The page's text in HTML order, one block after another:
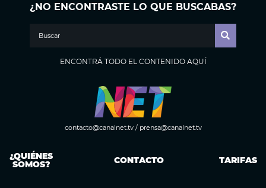
¿NO ENCONTRASTE LO QUE BUSCABAS?
ENCONTRÁ TODO EL CONTENIDO AQUÍ
contacto@canalnet.tv/ prensa@canalnet.tv
¿QUIÉNES
SOMOS? CONTACTO TARIFAS